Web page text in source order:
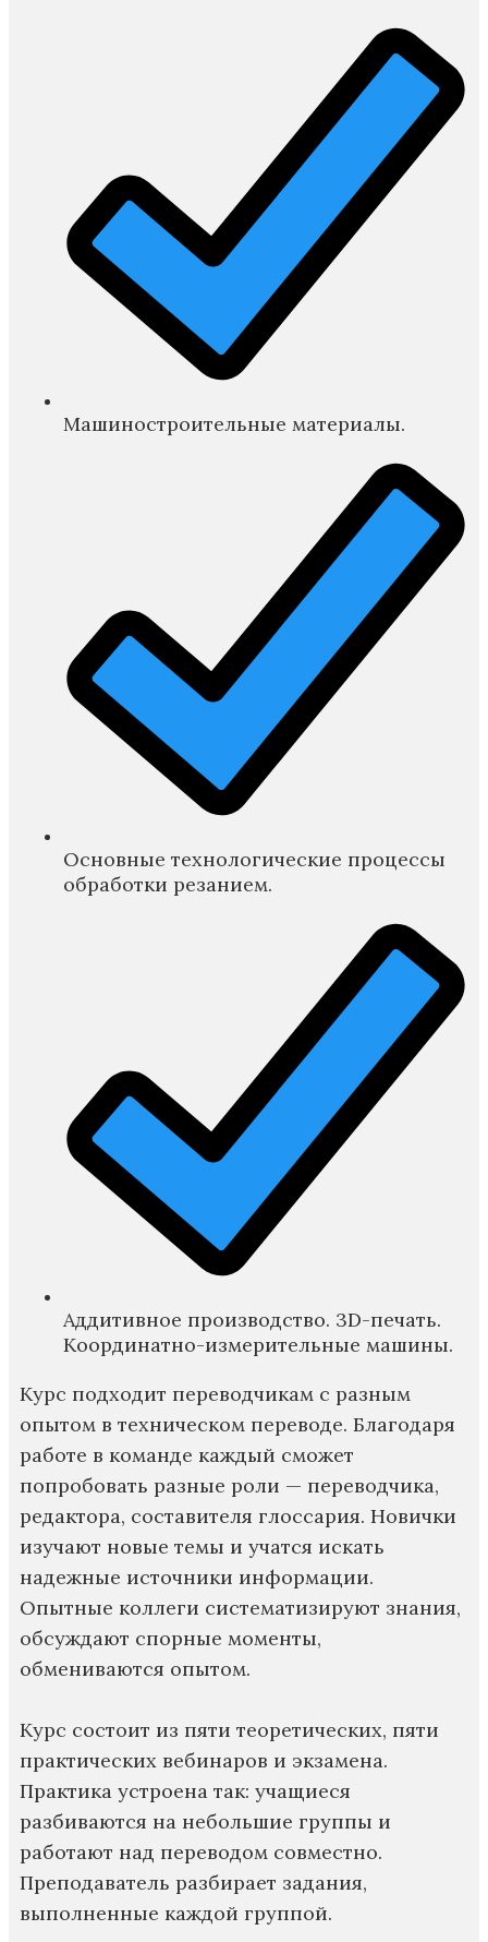
Машиностроительные материалы.
Основные технологические процессы
обработки резанием.
Аддитивное производство. 3D-печать.
Координатно-измерительные машины.
Курс подходит переводчикам с разным
опытом в техническом переводе. Благодаря
работе в команде каждый сможет
попробовать разные роли — переводчика,
редактора, составителя глоссария. Новички
изучают новые темы и учатся искать
надежные источники информации.
Опытные коллеги систематизируют знания,
обсуждают спорные моменты,
обмениваются опытом.
Курс состоит из пяти теоретических, пяти
практических вебинаров и экзамена.
Практика устроена так: учащиеся
разбиваются на небольшие группы и
работают над переводом совместно.
Преподаватель разбирает задания,
выполненные каждой группой.